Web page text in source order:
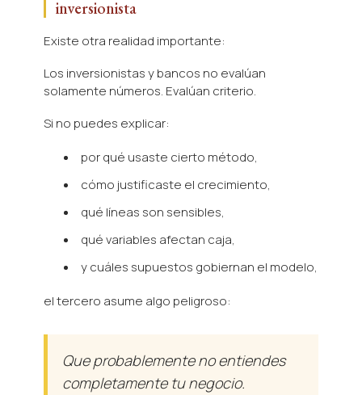
inversionista
Existe otra realidad importante:
Los inversionistas y bancos no evalúan
solamente números. Evalúan criterio.
Si no puedes explicar:
por qué usaste cierto método,
cómo justificaste el crecimiento,
qué líneas son sensibles,
qué variables afectan caja,
y cuáles supuestos gobiernan el modelo,
el tercero asume algo peligroso:
Que probablemente no entiendes
completamente tu negocio.